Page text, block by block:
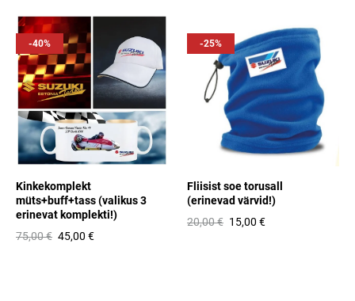
-40%
Kinkekomplekt
müts+buff+tass (valikus 3
erinevat komplekti!)
75,00 € 45,00 €
-25%
Fliisist soe torusall
(erinevad värvid!)
20,00 € 15,00 €